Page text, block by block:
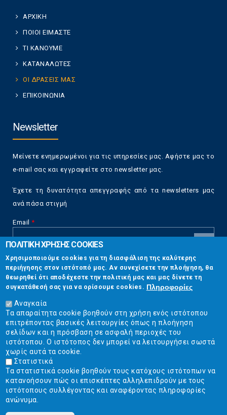
ΑΡΧΙΚΗ
ΠΟΙΟΙ ΕΙΜΑΣΤΕ
ΤΙ ΚΑΝΟΥΜΕ
ΚΑΤΑΝΑΛΩΤΕΣ
ΟΙ ΔΡΑΣΕΙΣ ΜΑΣ
ΕΠΙΚΟΙΝΩΝΙΑ
Newsletter
Μείνετε ενημερωμένοι για τις υπηρεσίες μας. Αφήστε μας το
e-mail σας και εγγραφείτε στο newsletter μας.
Έχετε τη δυνατότητα απεγγραφής από τα newsletters μας
ανά πάσα στιγμή
Email *
CAPTCHA
This
question is
for testing
whether or
not you are a
human visitor
and to
prevent
automated
spam
submissions.
5+2
Επικοινωνία
Στουρνάρη 17, Αθήνα 10683
2103304444
info@ekpizo.gr
www.ekpizo.gr
Δευ - Πεμ:10:00 πμ - 2:00 μμ
Σάβ - Κυρ: Κλειστά
ΠΟΛΙΤΙΚΗ ΧΡΗΣΗΣ COOKIES
Χρησιμοποιούμε cookies για τη διασφάλιση της καλύτερης
περιήγησης στον ιστότοπό μας. Αν συνεχίσετε την πλοήγηση, θα
θεωρηθεί ότι αποδέχεστε την πολιτική μας και μας δίνετε τη
συγκατάθεσή σας για να ορίσουμε cookies. Πληροφορίες
Αναγκαία
Τα απαραίτητα cookie βοηθούν στη χρήση ενός ιστότοπου
επιτρέποντας βασικές λειτουργίες όπως η πλοήγηση
σελίδων και η πρόσβαση σε ασφαλή περιοχές του
ιστότοπου. Ο ιστότοπος δεν μπορεί να λειτουργήσει σωστά
χωρίς αυτά τα cookie.
Στατιστικά
Τα στατιστικά cookie βοηθούν τους κατόχους ιστότοπων να
κατανοήσουν πώς οι επισκέπτες αλληλεπιδρούν με τους
ιστότοπους συλλέγοντας και αναφέροντας πληροφορίες
ανώνυμα.